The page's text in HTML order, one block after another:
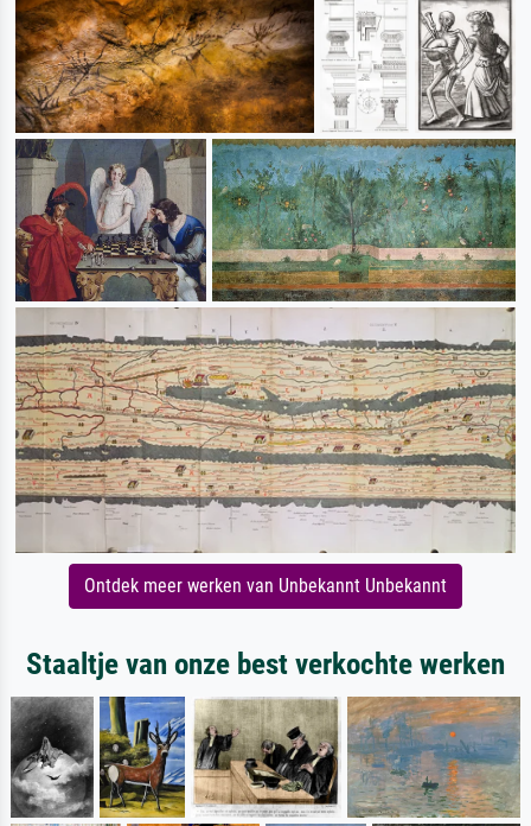
Ontdek meer werken van Unbekannt Unbekannt
Staaltje van onze best verkochte werken